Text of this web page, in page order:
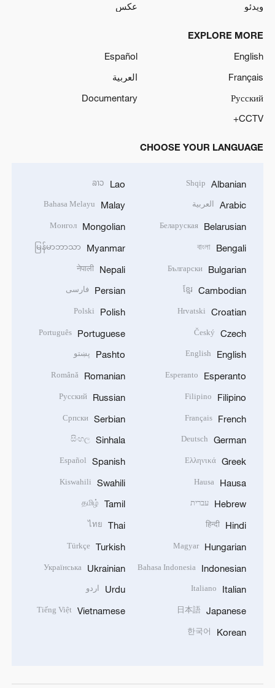
ویدئو
عکس
EXPLORE MORE
English
Español
Français
العربية
Русский
Documentary
CCTV+
CHOOSE YOUR LANGUAGE
Albanian
Shqip
Arabic العربية
Belarusian
Беларуская
Bengali
বাংলা
Bulgarian
Български
Cambodian
ខ្មែរ
Croatian
Hrvatski
Czech
Český
English
English
Esperanto
Esperanto
Filipino
Filipino
French
Français
German
Deutsch
Greek
Ελληνικά
Hausa
Hausa
Hebrew עברית
Hindi
हिन्दी
Hungarian
Magyar
Indonesian
Bahasa Indonesia
Italian
Italiano
Japanese
日本語
Korean
한국어
Lao
ລາວ
Malay
Bahasa Melayu
Mongolian
Монгол
Myanmar
မြန်မာဘာသာ
Nepali
नेपाली
Persian فارسی
Polish
Polski
Portuguese
Português
Pashto پښتو
Romanian
Română
Russian
Русский
Serbian
Српски
Sinhala
සිංහල
Spanish
Español
Swahili
Kiswahili
Tamil
தமிழ்
Thai
ไทย
Turkish
Türkçe
Ukrainian
Українська
Urdu اردو
Vietnamese
Tiếng Việt